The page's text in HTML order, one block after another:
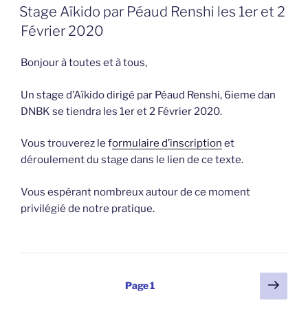
LE
Stage Aïkido par Péaud Renshi les 1er et 2
Février 2020
Bonjour à toutes et à tous,
Un stage d’Aïkido dirigé par Péaud Renshi, 6ieme dan
DNBK se tiendra les 1er et 2 Février 2020.
Vous trouverez le formulaire d’inscription et
déroulement du stage dans le lien de ce texte.
Vous espérant nombreux autour de ce moment
privilégié de notre pratique.
Page1
Page